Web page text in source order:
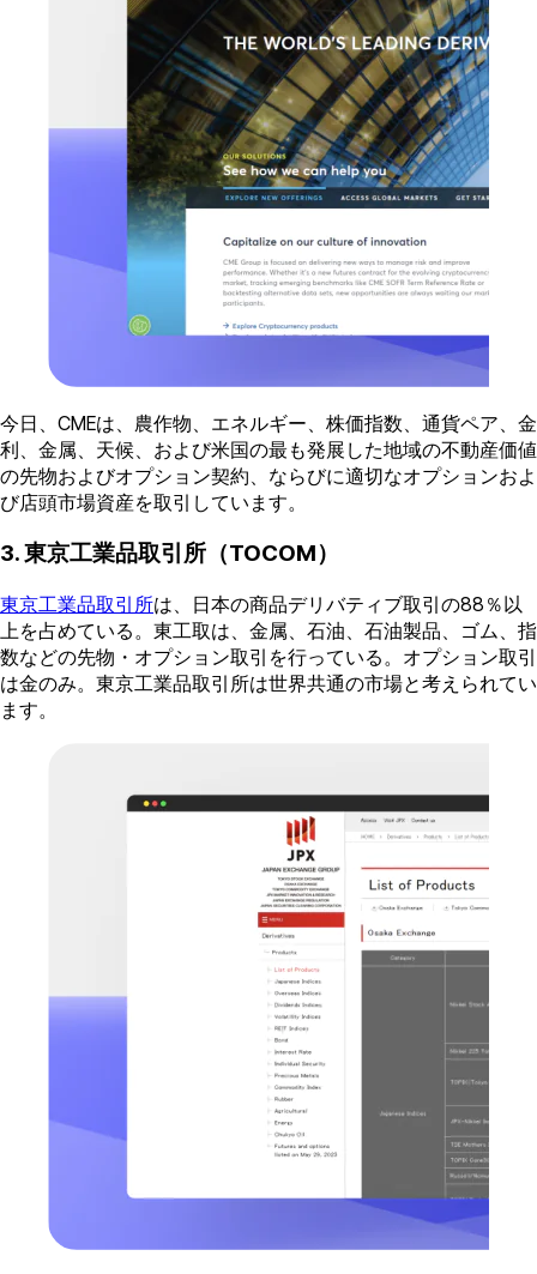
今日、CMEは、農作物、エネルギー、株価指数、通貨ペア、金
利、金属、天候、および米国の最も発展した地域の不動産価値
の先物およびオプション契約、ならびに適切なオプションおよ
び店頭市場資産を取引しています。
3. 東京工業品取引所（TOCOM）
東京工業品取引所は、日本の商品デリバティブ取引の88％以
上を占めている。東工取は、金属、石油、石油製品、ゴム、指
数などの先物・オプション取引を行っている。オプション取引
は金のみ。東京工業品取引所は世界共通の市場と考えられてい
ます。